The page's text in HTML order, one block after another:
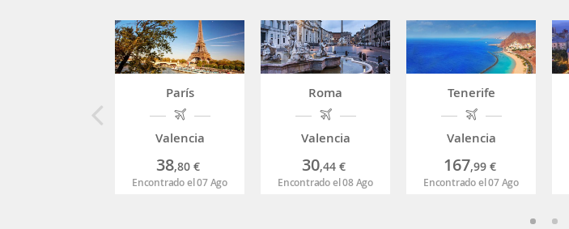
París
Valencia
38,80 €
Encontrado el 07 Ago
Roma
Valencia
30,44 €
Encontrado el 08 Ago
Tenerife
Valencia
167,99 €
Encontrado el 07 Ago